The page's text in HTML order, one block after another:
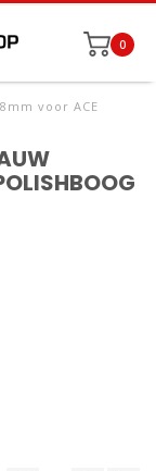
0
voor ACE